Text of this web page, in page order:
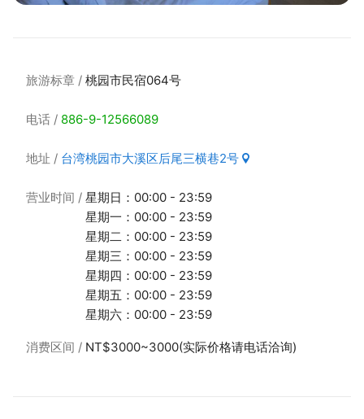
旅游标章 桃园市民宿064号
电话 886-9-12566089
地址 台湾桃园市大溪区后尾三横巷2号
营业时间
星期日：00:00 - 23:59
星期一：00:00 - 23:59
星期二：00:00 - 23:59
星期三：00:00 - 23:59
星期四：00:00 - 23:59
星期五：00:00 - 23:59
星期六：00:00 - 23:59
消费区间 NT$3000~3000(实际价格请电话洽询)